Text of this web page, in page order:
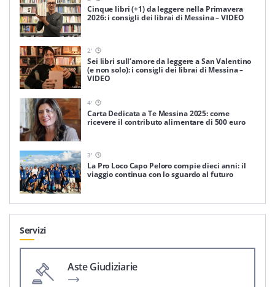
Cinque libri (+1) da leggere nella Primavera
2026: i consigli dei librai di Messina – VIDEO
2'
Sei libri sull’amore da leggere a San Valentino
(e non solo): i consigli dei librai di Messina –
VIDEO
4'
Carta Dedicata a Te Messina 2025: come
ricevere il contributo alimentare di 500 euro
3'
La Pro Loco Capo Peloro compie dieci anni: il
viaggio continua con lo sguardo al futuro
Servizi
Aste Giudiziarie